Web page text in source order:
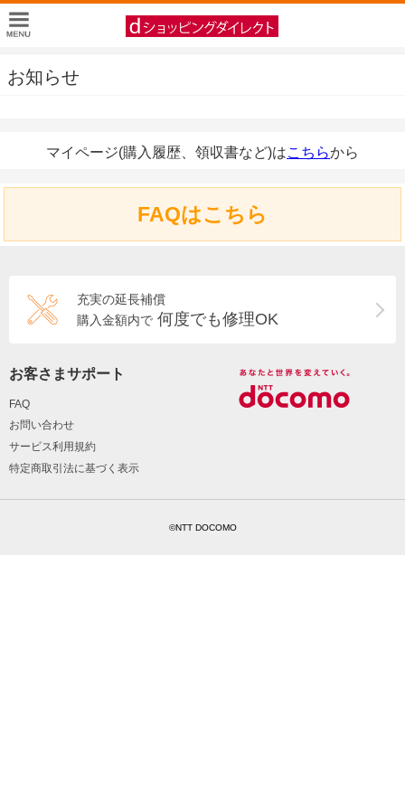
お知らせ
マイページ(購入履歴、領収書など)はこちらから
FAQはこちら
充実の延長補償
購入金額内で 何度でも修理OK
お客さまサポート
FAQ
お問い合わせ
サービス利用規約
特定商取引法に基づく表示
©NTT DOCOMO